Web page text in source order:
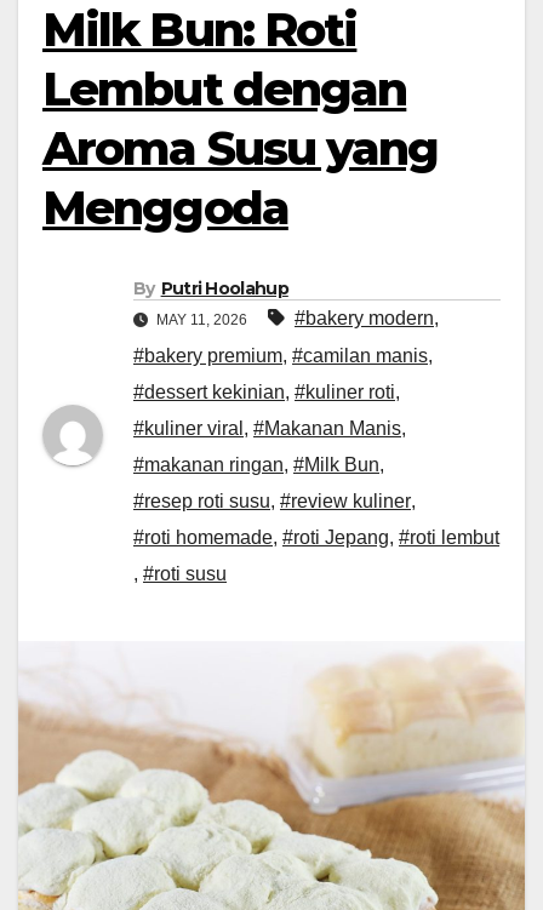
Milk Bun: Roti
Lembut dengan
Aroma Susu yang
Menggoda
By Putri Hoolahup
MAY 11, 2026 #bakery modern,
#bakery premium, #camilan manis,
#dessert kekinian, #kuliner roti,
#kuliner viral , #Makanan Manis,
#makanan ringan, #Milk Bun,
#resep roti susu, #review kuliner,
#roti homemade, #roti Jepang, #roti lembut
, #roti susu